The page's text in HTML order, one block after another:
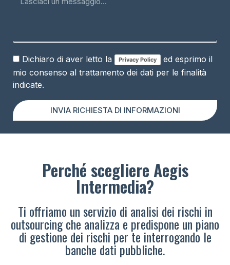
Dichiaro di aver letto la Privacy Policy
ed esprimo il
mio consenso al trattamento dei dati per le finalità
indicate.
INVIA RICHIESTA DI INFORMAZIONI
Perché scegliere Aegis
Intermedia?
Ti offriamo un servizio di analisi dei rischi in
outsourcing che analizza e predispone un piano
di gestione dei rischi per te interrogando le
banche dati pubbliche.